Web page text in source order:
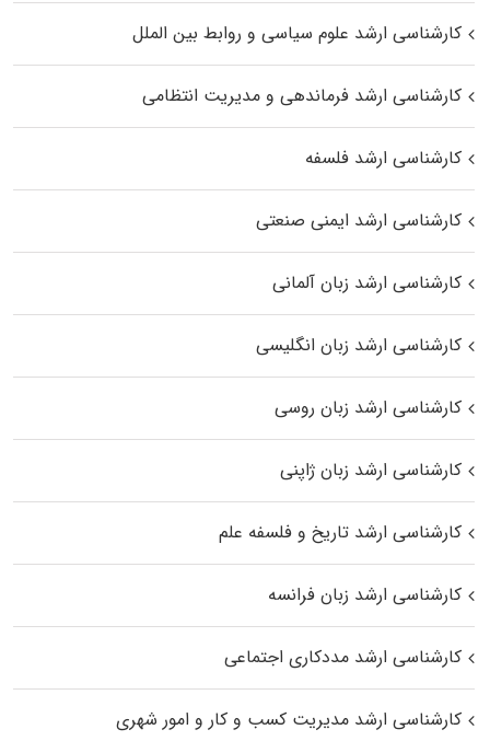
کارشناسی ارشد علوم سیاسی و روابط بین الملل
کارشناسی ارشد فرماندهی و مدیریت انتظامی
کارشناسی ارشد فلسفه
کارشناسی ارشد ایمنی صنعتی
کارشناسی ارشد زبان آلمانی
کارشناسی ارشد زبان انگلیسی
کارشناسی ارشد زبان روسی
کارشناسی ارشد زبان ژاپنی
کارشناسی ارشد تاریخ و فلسفه علم
کارشناسی ارشد زبان فرانسه
کارشناسی ارشد مددکاری اجتماعی
کارشناسی ارشد مدیریت کسب و کار و امور شهری